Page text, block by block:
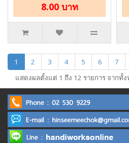
8.00 บาท
1 2 3 4 5 6 7
แสดงผลตั้งแต่ 1 ถึง 12 รายการ จากทั้